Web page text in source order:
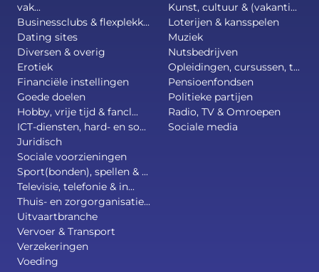
vak...
Businessclubs & flexplekk...
Dating sites
Diversen & overig
Erotiek
Financiële instellingen
Goede doelen
Hobby, vrije tijd & fancl...
ICT-diensten, hard- en so...
Juridisch
Kunst, cultuur & (vakanti...
Loterijen & kansspelen
Muziek
Nutsbedrijven
Opleidingen, cursussen, t...
Pensioenfondsen
Politieke partijen
Radio, TV & Omroepen
Sociale media
Sociale voorzieningen
Sport(bonden), spellen & ...
Televisie, telefonie & in...
Thuis- en zorgorganisatie...
Uitvaartbranche
Vervoer & Transport
Verzekeringen
Voeding